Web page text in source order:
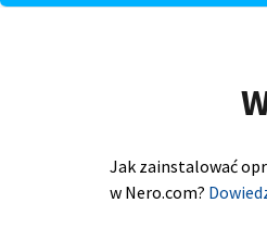
Jak zainstalować
w Nero.com?